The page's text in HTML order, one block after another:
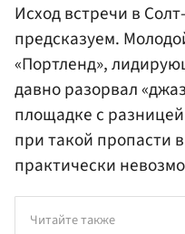
Исход встречи в
предсказуем.
«Портленд»,
давно разорвал
площадке с
при такой пропасти
практически
Читайте также